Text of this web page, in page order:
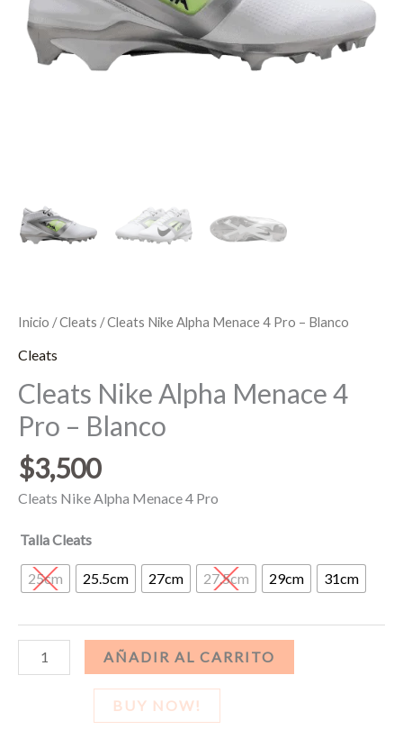
Inicio /Cleats / Cleats Nike Alpha Menace 4 Pro – Blanco
Cleats
Cleats Nike Alpha Menace 4
Pro – Blanco
$3,500
Cleats Nike Alpha Menace 4 Pro
Talla Cleats
25cm 25.5cm 27cm 27.5cm 29cm 31cm
Cleats
Nike
AÑADIR AL CARRITO
BUY NOW!